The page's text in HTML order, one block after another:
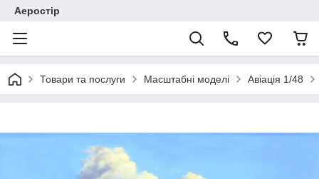
Аеростір
Товари та послуги Масштабні моделі Авіація 1/48